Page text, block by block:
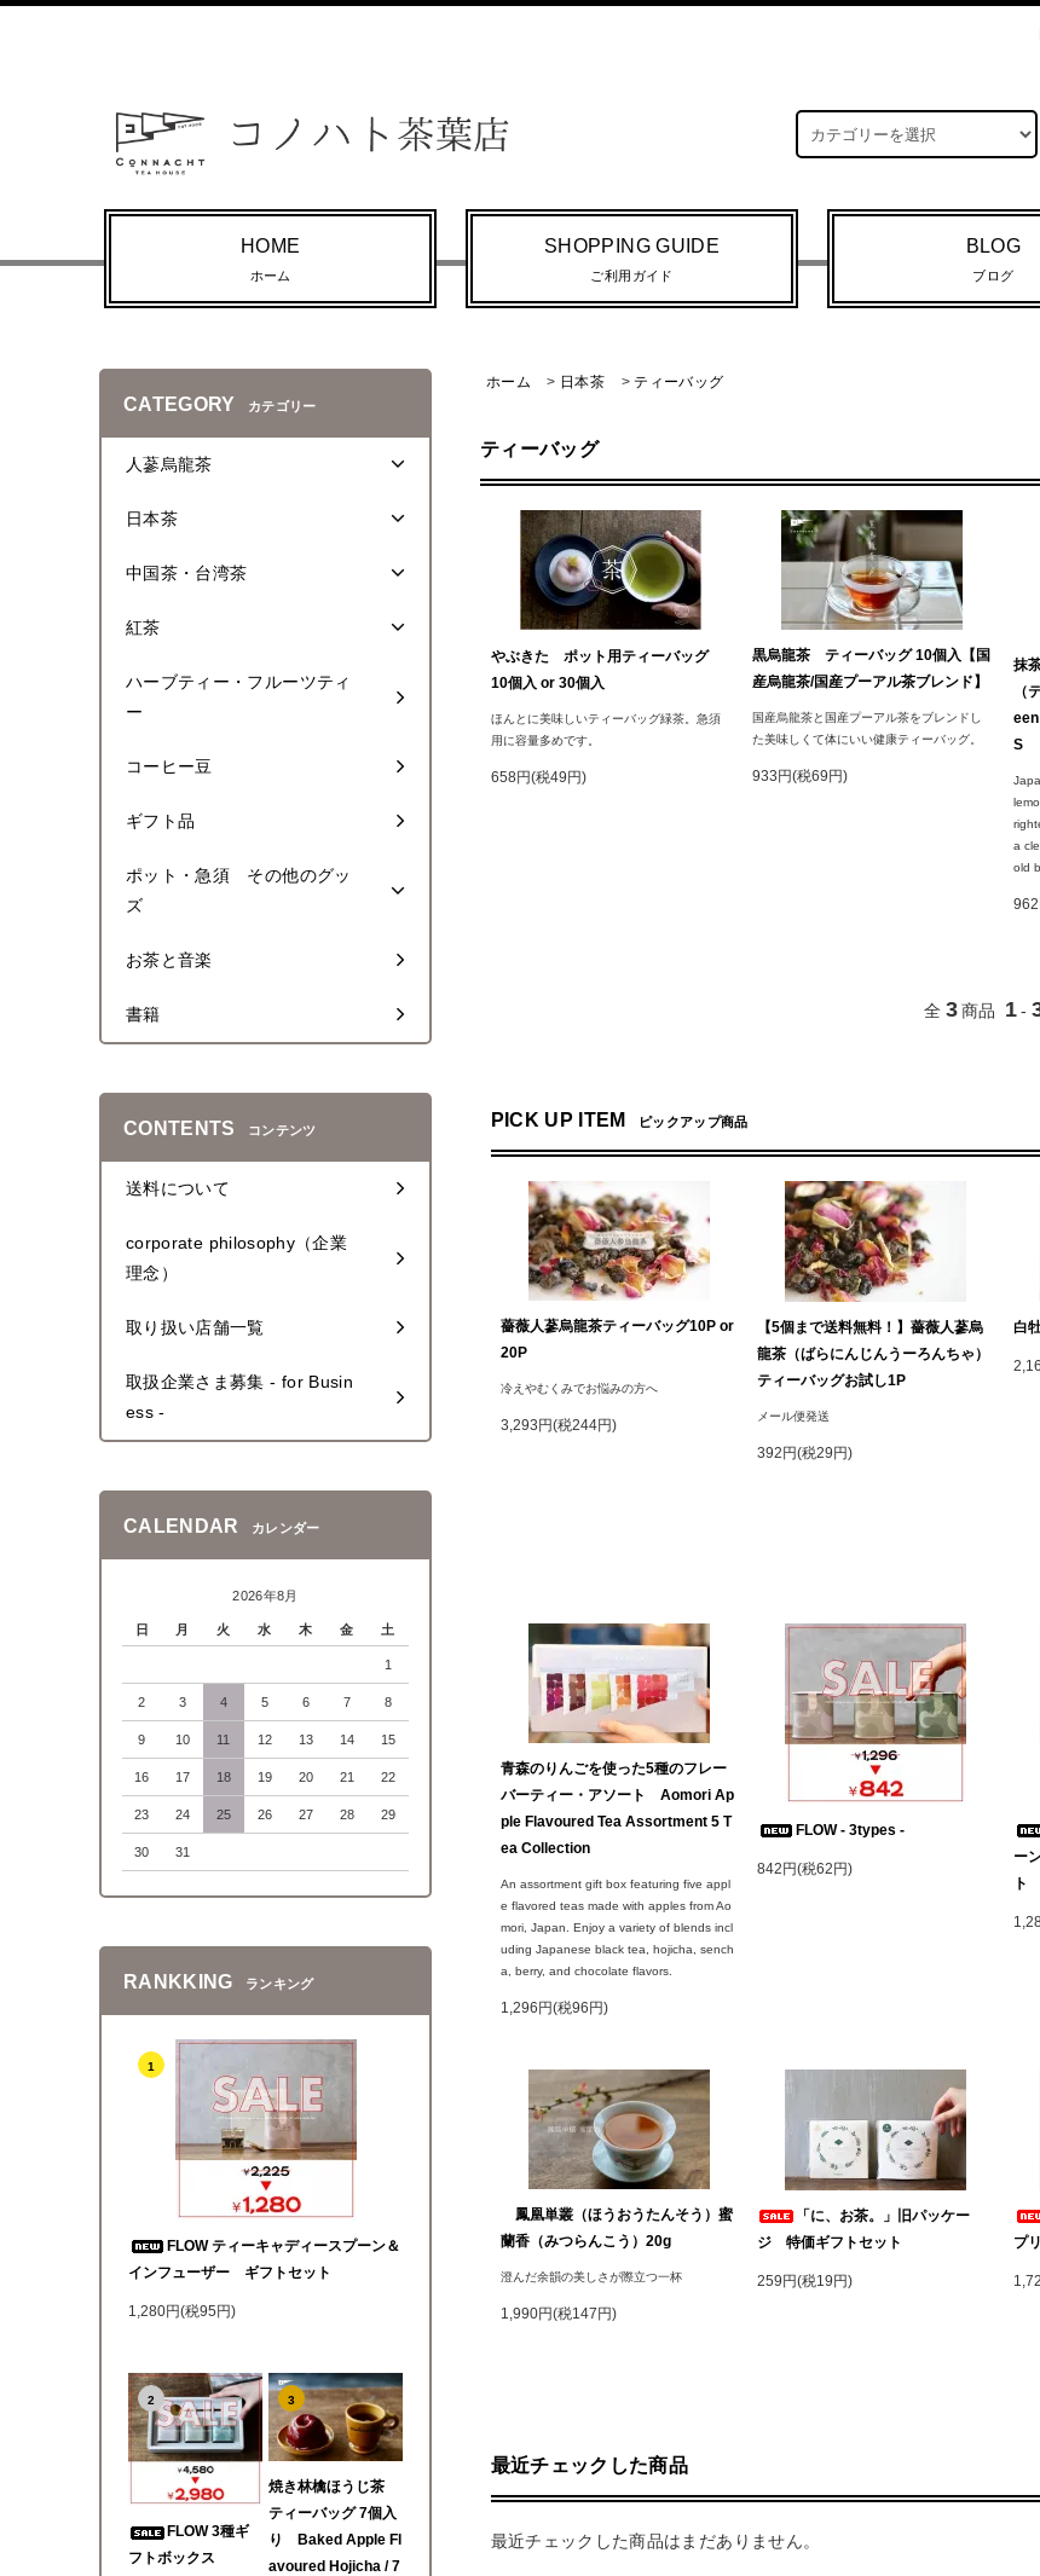
HOME
ホーム
SHOPPING GUIDE
ご利用ガイド
BLOG
ブログ
ホーム > 日本茶 >ティーバッグ
ティーバッグ
やぶきた ポット用ティーバッグ
10個入 or 30個入
ほんとに美味しいティーバッグ緑茶。急須
用に容量多めです。
658円(税49円)
黒烏龍茶 ティーバッグ 10個入【国
産烏龍茶/国産プーアル茶ブレンド】
国産烏龍茶と国産プーアル茶をブレンドし
た美味しくて体にいい健康ティーバッグ。
933円(税69円)
抹
（
S
a
old
全 3商品 1 -
PICK UP ITEM ピックアップ商品
薔薇人蔘烏龍茶ティーバッグ10P or
20P
冷えやむくみでお悩みの方へ
3,293円(税244円)
【5個まで送料無料！】薔薇人蔘烏
龍茶（ばらにんじんうーろんちゃ）
ティーバッグお試し1P
メール便発送
392円(税29円)
白
青森のりんごを使った5種のフレー
バーティー・アソート Aomori Ap
ple Flavoured Tea Assortment 5 T
ea Collection
An assortment gift box featuring five appl
e flavored teas made with apples from Ao
mori, Japan. Enjoy a variety of blends incl
uding Japanese black tea, hojicha, sench
a, berry, and chocolate flavors.
1,296円(税96円)
FLOW - 3types -
842円(税62円)
ー
ト
鳳凰単叢（ほうおうたんそう）蜜
蘭香（みつらんこう）20g
澄んだ余韻の美しさが際立つ一杯
1,990円(税147円)
「に、お茶。」旧パッケー
ジ 特価ギフトセット
259円(税19円)
プ
最近チェックした商品
最近チェックした商品はまだありません。
CATEGORY カテゴリー
人蔘烏龍茶
日本茶
中国茶・台湾茶
紅茶
ハーブティー・フルーツティ
ー
コーヒー豆
ギフト品
ポット・急須 その他のグッ
ズ
お茶と音楽
書籍
CONTENTS コンテンツ
送料について
corporate philosophy（企業
理念）
取り扱い店舗一覧
取扱企業さま募集 - for Busin
ess -
CALENDAR カレンダー
2026年8月
日 月 火 水 木 金 土
1
2 3 4 5 6 7 8
9 10 11 12 13 14 15
16 17 18 19 20 21 22
23 24 25 26 27 28 29
30 31
RANKKING ランキング
1
FLOW ティーキャディースプーン＆
インフューザー ギフトセット
1,280円(税95円)
2
FLOW 3種ギ
フトボックス
3
焼き林檎ほうじ茶
ティーバッグ 7個入
り Baked Apple Fl
avoured Hojicha / 7